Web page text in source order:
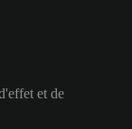
et de